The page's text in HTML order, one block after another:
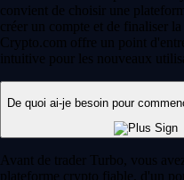
« Après avoir testé Coinbase,
meilleure. Un choix de tokens
4 ans, sans aucun souci. »
Utilisateur vérifié